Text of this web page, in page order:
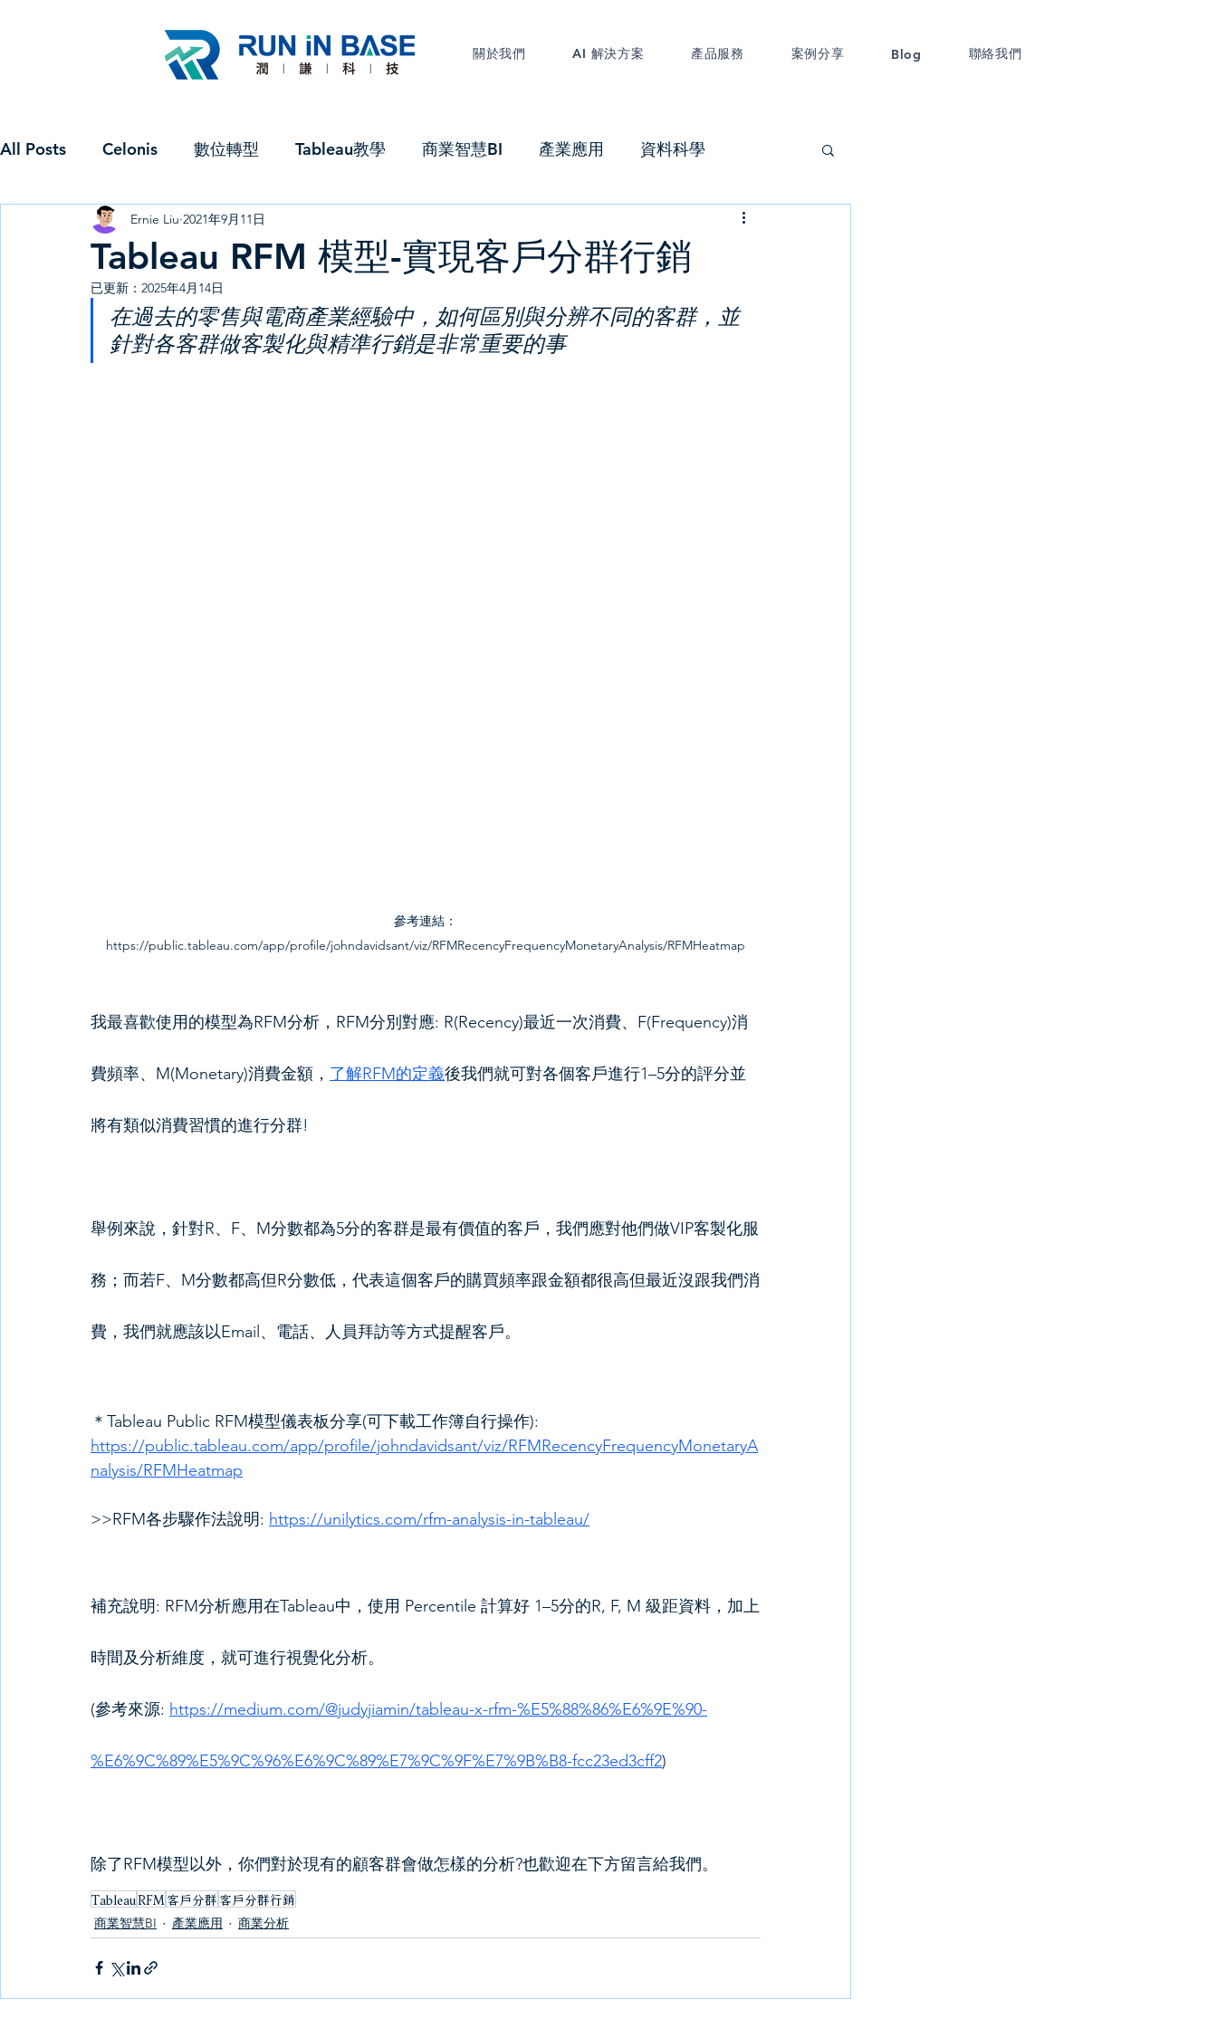
關於我們 AI 解決方案 產品服務 案例分享 Blog 聯絡我們
All Posts Celonis 數位轉型 Tableau教學 商業智慧BI 產業應用 資料科學
商業分析 成功案例 ETL 報工
政府科專補助
Tableau RFM 模型-實現客戶分群行銷
Ernie Liu 2021年9月11日
已更新： 2025年4月14日
在過去的零售與電商產業經驗中，如何區別與分辨不同的客群，並
針對各客群做客製化與精準行銷是非常重要的事
參考連結：
https://public.tableau.com/app/profile/johndavidsant/viz/RFMRecencyFrequencyMonetaryAnalysis/RFMHeatmap
我最喜歡使用的模型為RFM分析，RFM分別對應: R(Recency)最近一次消費、F(Frequency)消
費頻率、M(Monetary)消費金額， 了解RFM的定義後我們就可對各個客戶進行1–5分的評分並
將有類似消費習慣的進行分群!
舉例來說，針對R、F、M分數都為5分的客群是最有價值的客戶，我們應對他們做VIP客製化服
務；而若F、M分數都高但R分數低，代表這個客戶的購買頻率跟金額都很高但最近沒跟我們消
費，我們就應該以Email、電話、人員拜訪等方式提醒客戶。
＊Tableau Public RFM模型儀表板分享(可下載工作簿自行操作):
https://public.tableau.com/app/profile/johndavidsant/viz/RFMRecencyFrequencyMonetaryA
nalysis/RFMHeatmap
>>RFM各步驟作法說明: https://unilytics.com/rfm-analysis-in-tableau/
補充說明: RFM分析應用在Tableau中，使用 Percentile 計算好 1–5分的R, F, M 級距資料，加上
時間及分析維度，就可進行視覺化分析。
(參考來源: https://medium.com/@judyjiamin/tableau-x-rfm-%E5%88%86%E6%9E%90-
%E6%9C%89%E5%9C%96%E6%9C%89%E7%9C%9F%E7%9B%B8-fcc23ed3cff2)
除了RFM模型以外，你們對於現有的顧客群會做怎樣的分析?也歡迎在下方留言給我們。
TableauRFM客戶分群客戶分群行銷
商業智慧BI 產業應用 商業分析